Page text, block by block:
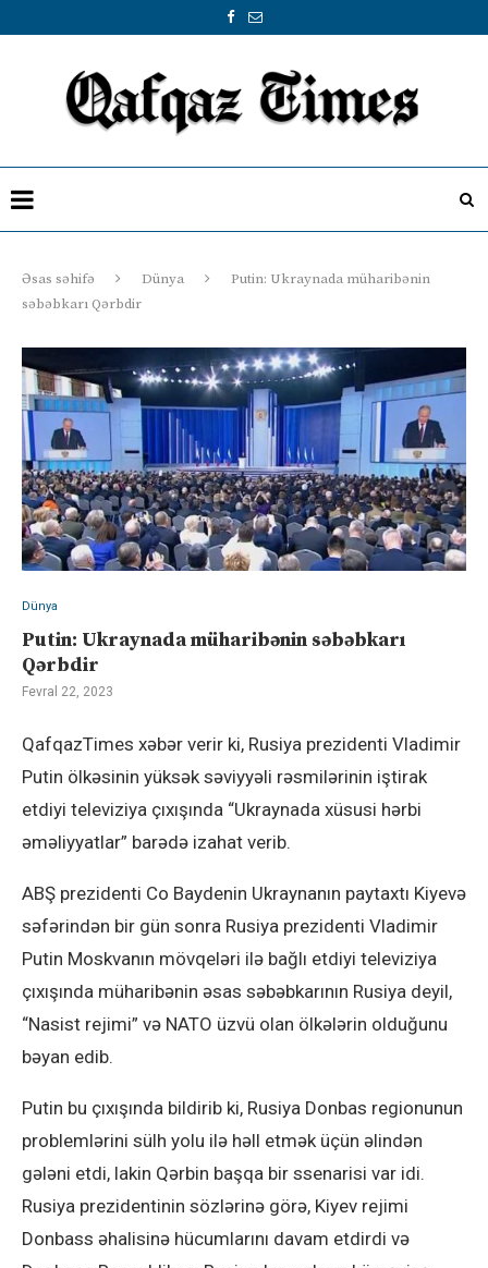
Əsas səhifə Dünya
Putin: Ukraynada müharibənin
səbəbkarı Qərbdir
Dünya
Putin: Ukraynada müharibənin səbəbkarı
Qərbdir
Fevral 22, 2023
QafqazTimes xəbər verir ki, Rusiya prezidenti Vladimir
Putin ölkəsinin yüksək səviyyəli rəsmilərinin iştirak
etdiyi televiziya çıxışında “Ukraynada xüsusi hərbi
əməliyyatlar” barədə izahat verib.
ABŞ prezidenti Co Baydenin Ukraynanın paytaxtı Kiyevə
səfərindən bir gün sonra Rusiya prezidenti Vladimir
Putin Moskvanın mövqeləri ilə bağlı etdiyi televiziya
çıxışında müharibənin əsas səbəbkarının Rusiya deyil,
“Nasist rejimi” və NATO üzvü olan ölkələrin olduğunu
bəyan edib.
Putin bu çıxışında bildirib ki, Rusiya Donbas regionunun
problemlərini sülh yolu ilə həll etmək üçün əlindən
gələni etdi, lakin Qərbin başqa bir ssenarisi var idi.
Rusiya prezidentinin sözlərinə görə, Kiyev rejimi
Donbass əhalisinə hücumlarını davam etdirdi və